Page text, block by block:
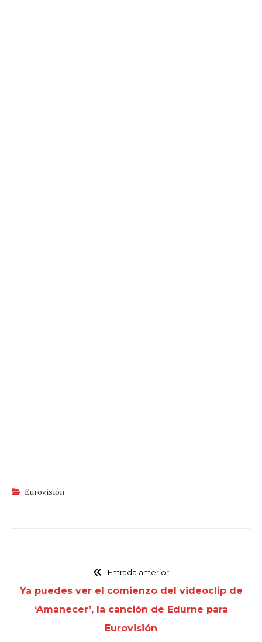
Eurovisión
Entrada anterior
Ya puedes ver el comienzo del videoclip de
‘Amanecer’, la canción de Edurne para
Eurovisión